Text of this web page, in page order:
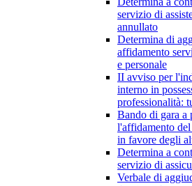
servizio di
annullato
Determina di
affidamento
e personale
II avviso per
interno in
professionalità:
Bando di gara a
l'affidamento
in favore degli
Determina a
servizio di
Verbale di